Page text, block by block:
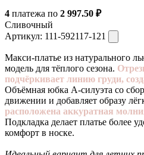
4 платежа по 2 997.50 ₽
Сливочный
Артикул: 111-592117-121
Макси-платье из натурального
модель для тёплого сезона.
подчёркивает линию груди,
Объёмная юбка А-силуэта со
движении и добавляет образу
расположена аккуратная
Подкладка делает платье более
комфорт в носке.